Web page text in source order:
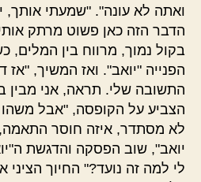
ואתה לא עונה". "שמעתי אותך,
הדבר הזה כאן פשוט מרתק
בקול נמוך, מרווח בין
הפנייה "יואב". ואז המשיך, "אז
התשובה שלי. תראה, אני מבין
הצביע על הקופסה, "אבל
לא מסתדר, איזה חוסר
יואב", שוב הפסקה והדגשת
לי למה זה נועד?" החיוך הציני